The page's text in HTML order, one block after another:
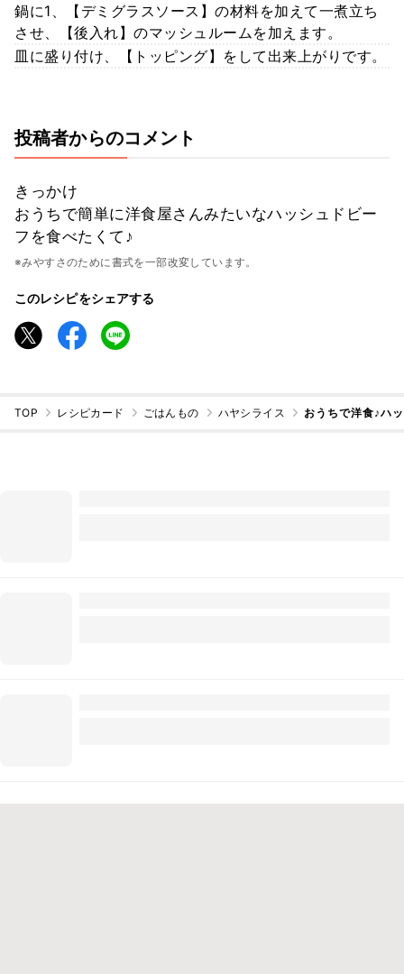
鍋に1、【デミグラスソース】の材料を加えて一煮立ち
させ、【後入れ】のマッシュルームを加えます。
皿に盛り付け、【トッピング】をして出来上がりです。
投稿者からのコメント
きっかけ
おうちで簡単に洋食屋さんみたいなハッシュドビー
フを食べたくて♪
※みやすさのために書式を一部改変しています。
このレシピをシェアする
TOP レシピカード ごはんもの ハヤシライス おうちで洋食♪ハ